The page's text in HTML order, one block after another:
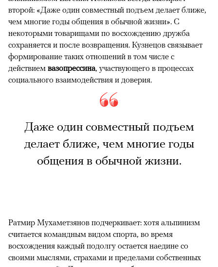
второй: «Даже один совместный подъем делает ближе,
чем многие годы общения в обычной жизни». С
некоторыми товарищами по восхождению дружба
сохраняется и после возвращения. Кузнецов связывает
формирование таких отношений в том числе с
действием вазопрессина, участвующего в процессах
социального взаимодействия и доверия.
Даже один совместный подъем
делает ближе, чем многие годы
общения в обычной жизни.
Ратмир Мухаметзянов подчеркивает: хотя альпинизм
считается командным видом спорта, во время
восхождения каждый подолгу остается наедине со
своими мыслями, страхами и пределами собственных